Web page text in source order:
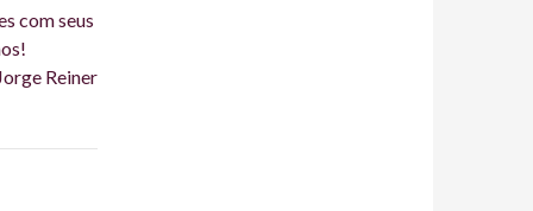
com seus
Reiner